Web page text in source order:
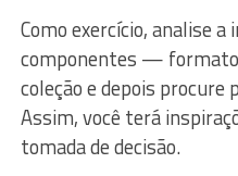
Como exercício, analise
componentes —
coleção e depois
Assim, você terá
tomada de decisão.